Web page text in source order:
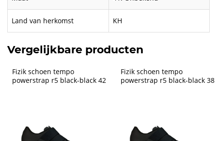
Land van herkomst KH
Vergelijkbare producten
Fizik schoen tempo
powerstrap r5 black-black 42
Fizik schoen tempo
powerstrap r5 black-black 38